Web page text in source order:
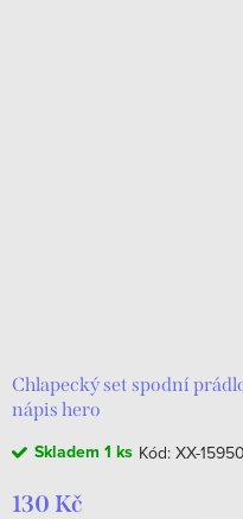
Chlapecký set spodní
nápis hero
Skladem 1 ks Kód: XX-
130 Kč